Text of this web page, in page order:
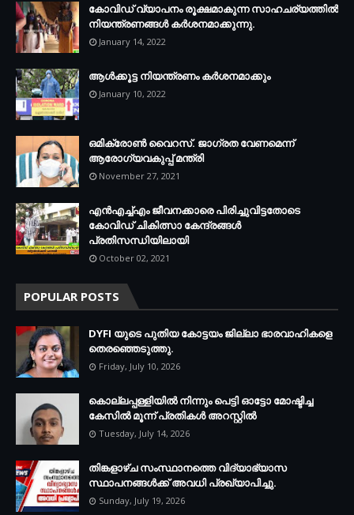
കോവിഡ് വ്യാപനം രൂക്ഷമാകുന്ന സാഹചര്യത്തില്‍
നിയന്ത്രണങ്ങള്‍ കര്‍ശനമാക്കുന്നു.
January 14, 2022
ആള്‍ക്കൂട്ട നിയന്ത്രണം കര്‍ശനമാക്കും
January 10, 2022
ഒമിക്രോണ്‍ വൈറസ്. ജാഗ്രത വേണമെന്ന്
ആരോഗ്യവകുപ്പ് മന്ത്രി
November 27, 2021
എന്‍എച്ച്എം ജീവനക്കാരെ പിരിച്ചുവിട്ടതോടെ
കോവിഡ് ചികിത്സാ കേന്ദ്രങ്ങള്‍
പ്രതിസന്ധിയിലായി
October 02, 2021
POPULAR POSTS
DYFI യുടെ പുതിയ കോട്ടയം ജില്ലാ ഭാരവാഹികളെ
തെരഞ്ഞെടുത്തു.
Friday, July 10, 2026
കൊല്ലപ്പള്ളിയില്‍ നിന്നും പെട്ടി ഓട്ടോ മോഷ്ടിച്ച
കേസില്‍ മൂന്ന് പ്രതികള്‍ അറസ്റ്റില്‍
Tuesday, July 14, 2026
തിങ്കളാഴ്ച സംസ്ഥാനത്തെ വിദ്യാഭ്യാസ
സ്ഥാപനങ്ങള്‍ക്ക് അവധി പ്രഖ്യാപിച്ചു.
Sunday, July 19, 2026